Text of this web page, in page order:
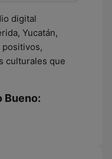
digital
Yucatán,
culturales que
Bueno: